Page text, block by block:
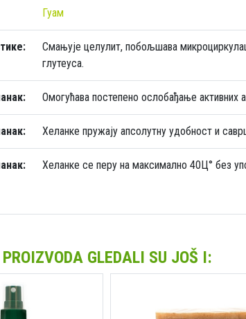
Гуам
Смањује целулит, побољшава
глутеуса.
Омогућава постепено ослобађање активних
Хеланке пружају апсолутну удобност и
Хеланке се перу на максимално 40Ц° без
GLEDALI SU JOŠ I: